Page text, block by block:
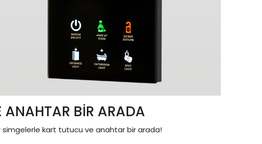
ANAHTAR BİR ARADA
simgelerle kart tutucu ve anahtar bir arada!